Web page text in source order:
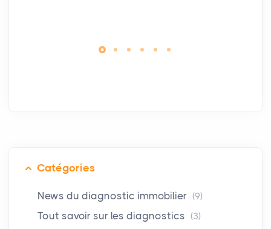
Catégories
News du diagnostic immobilier (9)
Tout savoir sur les diagnostics (3)